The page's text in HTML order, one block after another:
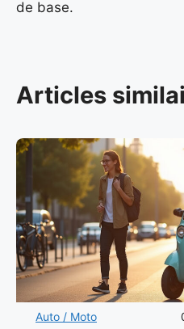
de base.
Articles
Auto / Moto